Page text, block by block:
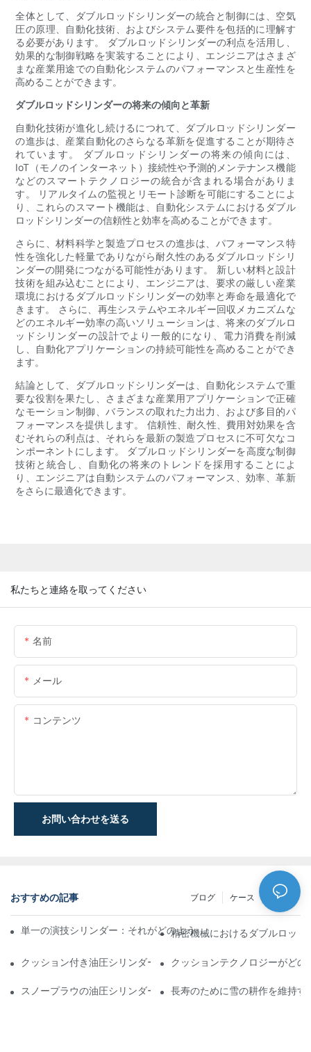
全体として、ダブルロッドシリンダーの統合と制御には、空気
圧の原理、自動化技術、およびシステム要件を包括的に理解す
る必要があります。 ダブルロッドシリンダーの利点を活用し、
効果的な制御戦略を実装することにより、エンジニアはさまざ
まな産業用途での自動化システムのパフォーマンスと生産性を
高めることができます。
ダブルロッドシリンダーの将来の傾向と革新
自動化技術が進化し続けるにつれて、ダブルロッドシリンダー
の進歩は、産業自動化のさらなる革新を促進することが期待さ
れています。 ダブルロッドシリンダーの将来の傾向には、
IoT（モノのインターネット）接続性や予測的メンテナンス機能
などのスマートテクノロジーの統合が含まれる場合がありま
す。 リアルタイムの監視とリモート診断を可能にすることによ
り、これらのスマート機能は、自動化システムにおけるダブル
ロッドシリンダーの信頼性と効率を高めることができます。
さらに、材料科学と製造プロセスの進歩は、パフォーマンス特
性を強化した軽量でありながら耐久性のあるダブルロッドシリ
ンダーの開発につながる可能性があります。 新しい材料と設計
技術を組み込むことにより、エンジニアは、要求の厳しい産業
環境におけるダブルロッドシリンダーの効率と寿命を最適化で
きます。 さらに、再生システムやエネルギー回収メカニズムな
どのエネルギー効率の高いソリューションは、将来のダブルロ
ッドシリンダーの設計でより一般的になり、電力消費を削減
し、自動化アプリケーションの持続可能性を高めることができ
ます。
結論として、ダブルロッドシリンダーは、自動化システムで重
要な役割を果たし、さまざまな産業用アプリケーションで正確
なモーション制御、バランスの取れた力出力、および多目的パ
フォーマンスを提供します。 信頼性、耐久性、費用対効果を含
むそれらの利点は、それらを最新の製造プロセスに不可欠なコ
ンポーネントにします。 ダブルロッドシリンダーを高度な制御
技術と統合し、自動化の将来のトレンドを採用することによ
り、エンジニアは自動システムのパフォーマンス、効率、革新
をさらに最適化できます。
私たちと連絡を取ってください
名前
メール
コンテンツ
お問い合わせを送る
おすすめの記事 NEWS
ケース
ブログ
単一の演技シリンダー：それがどのように機能するか&一般的な
精密機械におけるダブルロッド
クッション付き油圧シリンダー：寿命を延ばす衝撃&の削減
クッションテクノロジーがど
スノープラウの油圧シリンダー：厳しい冬の状態の重要な機能
長寿のために雪の耕作を維持す